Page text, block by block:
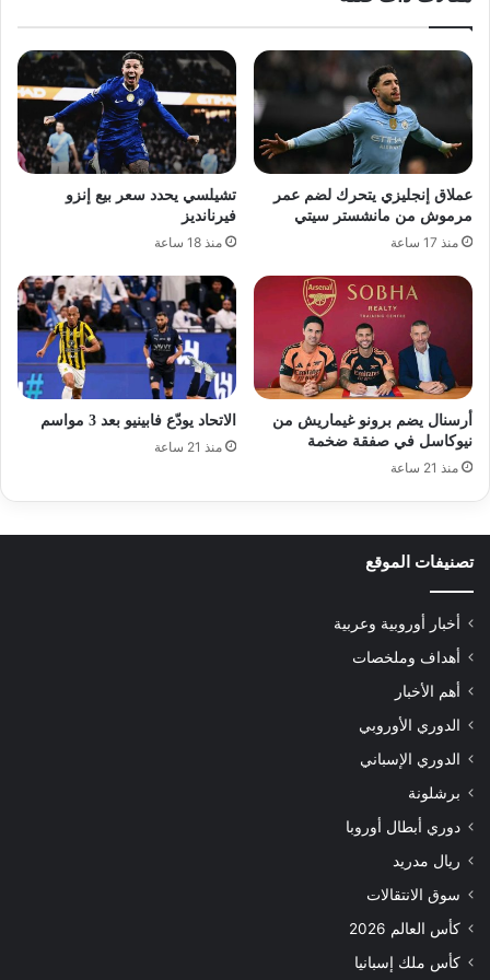
عملاق إنجليزي يتحرك لضم عمر
مرموش من مانشستر سيتي
منذ 17 ساعة
تشيلسي يحدد سعر بيع إنزو
فيرنانديز
منذ 18 ساعة
أرسنال يضم برونو غيماريش من
نيوكاسل في صفقة ضخمة
منذ 21 ساعة
الاتحاد يودّع فابينيو بعد 3 مواسم
منذ 21 ساعة
تصنيفات الموقع
أخبار أوروبية وعربية
أهداف وملخصات
أهم الأخبار
الدوري الأوروبي
الدوري الإسباني
برشلونة
دوري أبطال أوروبا
ريال مدريد
سوق الانتقالات
كأس العالم 2026
كأس ملك إسبانيا